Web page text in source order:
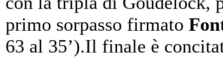
primo sorpasso firmato
63 al 35’).Il finale è